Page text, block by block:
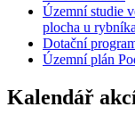
Územní studie
plocha u
Dotační
Územní plán
Kalendář